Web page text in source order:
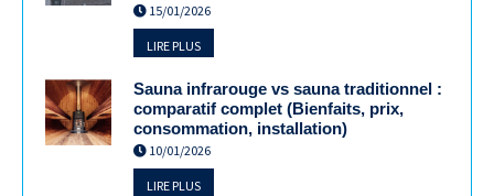
15/01/2026
LIRE PLUS
Sauna infrarouge vs sauna traditionnel :
comparatif complet (Bienfaits, prix,
consommation, installation)
10/01/2026
LIRE PLUS